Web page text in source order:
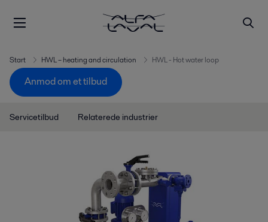
Start HWL – heating and circulation HWL - Hot water loop
Anmod om et tilbud
Servicetilbud Relaterede industrier